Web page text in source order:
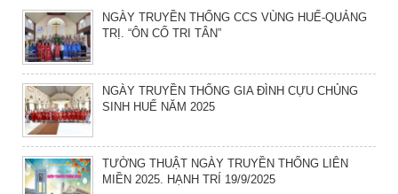
NGÀY TRUYỀN THỐNG CCS VÙNG HUẾ-QUẢNG
TRỊ. “ÔN CỐ TRI TÂN”
NGÀY TRUYỀN THỐNG GIA ĐÌNH CỰU CHỦNG
SINH HUẾ NĂM 2025
TƯỜNG THUẬT NGÀY TRUYỀN THỐNG LIÊN
MIỀN 2025. HẠNH TRÍ 19/9/2025